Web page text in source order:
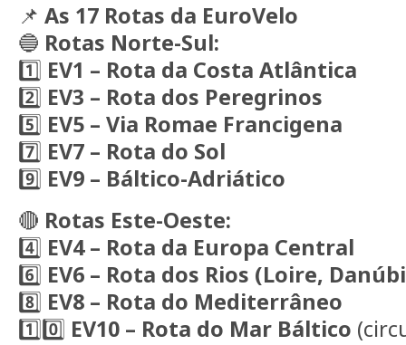
📌 As 17 Rotas da EuroVelo
🔵 Rotas Norte-Sul:
1️⃣ EV1 – Rota da Costa Atlântica
2️⃣ EV3 – Rota dos Peregrinos
5️⃣ EV5 – Via Romae Francigena
7️⃣ EV7 – Rota do Sol
9️⃣ EV9 – Báltico-Adriático
🔴 Rotas Este-Oeste:
4️⃣ EV4 – Rota da Europa Central
6️⃣ EV6 – Rota dos Rios (Loire,
8️⃣ EV8 – Rota do Mediterrâneo
1️⃣0️⃣ EV10 – Rota do Mar Báltico